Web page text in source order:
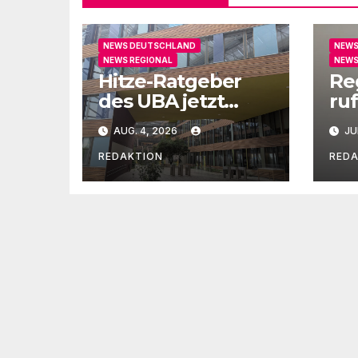
NEWS DEUTSCHLAND
NEWS REGIONAL
Hitze-Ratgeber
des UBA jetzt
auch in Leichter
Sprache
AUG. 4, 2026
REDAKTION